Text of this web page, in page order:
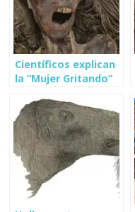
Científicos explican
la “Mujer Gritando”